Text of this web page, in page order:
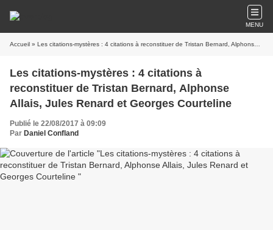
MENU
Accueil » Les citations-mystères : 4 citations à reconstituer de Tristan Bernard, Alphonse Allais, Jules Renard et Georges Courteline
Les citations-mystères : 4 citations à
reconstituer de Tristan Bernard, Alphonse
Allais, Jules Renard et Georges Courteline
Publié le 22/08/2017 à 09:09
Par Daniel Confland